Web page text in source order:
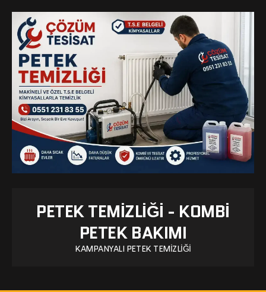
PETEK TEMIZLIĞI - KOMBI
PETEK BAKIMI
KAMPANYALI PETEK TEMIZLIĞI